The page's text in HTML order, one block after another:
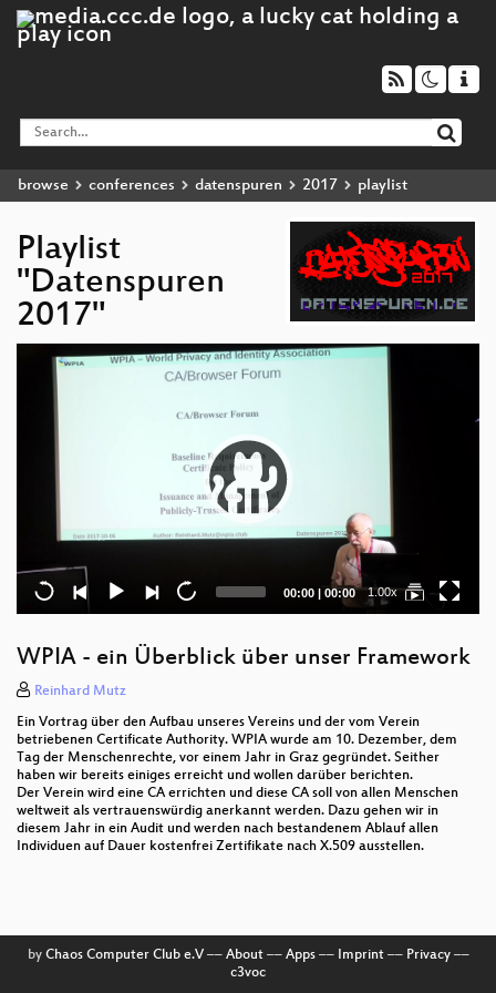
browse conferences datenspuren 2017 playlist
Playlist
"Datenspuren
2017"
Current
00:00 | Total
duration
00:00 1.00x
WPIA - ein Überblick über unser Framework
Reinhard Mutz
Ein Vortrag über den Aufbau unseres Vereins und der vom Verein
betriebenen Certificate Authority. WPIA wurde am 10. Dezember, dem
Tag der Menschenrechte, vor einem Jahr in Graz gegründet. Seither
haben wir bereits einiges erreicht und wollen darüber berichten.
Der Verein wird eine CA errichten und diese CA soll von allen Menschen
weltweit als vertrauenswürdig anerkannt werden. Dazu gehen wir in
diesem Jahr in ein Audit und werden nach bestandenem Ablauf allen
Individuen auf Dauer kostenfrei Zertifikate nach X.509 ausstellen.
by Chaos Computer Club e.V–– About–– Apps–– Imprint–– Privacy––
c3voc